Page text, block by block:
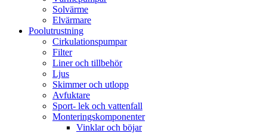
Solvärme
Elvärmare
Poolutrustning
Cirkulationspumpar
Filter
Liner och tillbehör
Ljus
Skimmer och utlopp
Avfuktare
Sport- lek och vattenfall
Monteringskomponenter
Vinklar och böjar